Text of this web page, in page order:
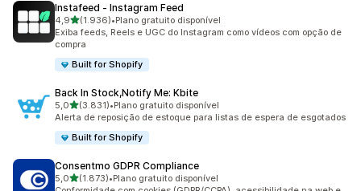
Instafeed ‑ Instagram Feed
4,9de 5 estrelas
(1.936)
1936 avaliações ao todo
•Plano gratuito disponível
Exiba feeds, Reels e UGC do Instagram como vídeos com opção de
compra
Built for Shopify
Back In Stock,Notify Me: Kbite
5,0de 5 estrelas
(3.831)
3831 avaliações ao todo
•Plano gratuito disponível
Alerta de reposição de estoque para listas de espera de esgotados
Built for Shopify
Consentmo GDPR Compliance
5,0de 5 estrelas
(1.873)
1873 avaliações ao todo
•Plano gratuito disponível